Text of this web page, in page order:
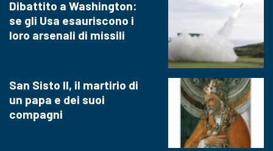
Dibattito a Washington:
se gli Usa esauriscono i
loro arsenali di missili
San Sisto II, il martirio di
un papa e dei suoi
compagni